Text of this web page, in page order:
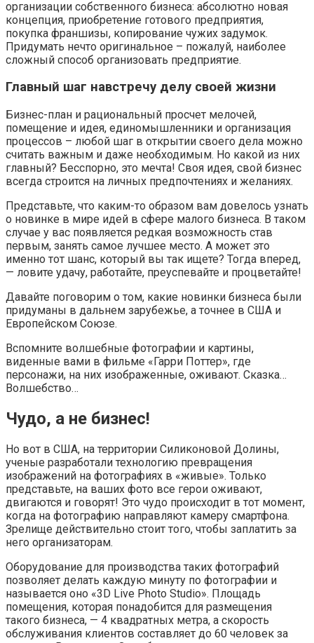
организации собственного бизнеса: абсолютно новая
концепция, приобретение готового предприятия,
покупка франшизы, копирование чужих задумок.
Придумать нечто оригинальное – пожалуй, наиболее
сложный способ организовать предприятие.
Главный шаг навстречу делу своей жизни
Бизнес-план и рациональный просчет мелочей,
помещение и идея, единомышленники и организация
процессов – любой шаг в открытии своего дела можно
считать важным и даже необходимым. Но какой из них
главный? Бесспорно, это мечта! Своя идея, свой бизнес
всегда строится на личных предпочтениях и желаниях.
Представьте, что каким-то образом вам довелось узнать
о новинке в мире идей в сфере малого бизнеса. В таком
случае у вас появляется редкая возможность став
первым, занять самое лучшее место. А может это
именно тот шанс, который вы так ищете? Тогда вперед,
— ловите удачу, работайте, преуспевайте и процветайте!
Давайте поговорим о том, какие новинки бизнеса были
придуманы в дальнем зарубежье, а точнее в США и
Европейском Союзе.
Вспомните волшебные фотографии и картины,
виденные вами в фильме «Гарри Поттер», где
персонажи, на них изображенные, оживают. Сказка…
Волшебство…
Чудо, а не бизнес!
Но вот в США, на территории Силиконовой Долины,
ученые разработали технологию превращения
изображений на фотографиях в «живые». Только
представьте, на ваших фото все герои оживают,
двигаются и говорят! Это чудо происходит в тот момент,
когда на фотографию направляют камеру смартфона.
Зрелище действительно стоит того, чтобы заплатить за
него организаторам.
Оборудование для производства таких фотографий
позволяет делать каждую минуту по фотографии и
называется оно «3D Live Photo Studio». Площадь
помещения, которая понадобится для размещения
такого бизнеса, — 4 квадратных метра, а скорость
обслуживания клиентов составляет до 60 человек за